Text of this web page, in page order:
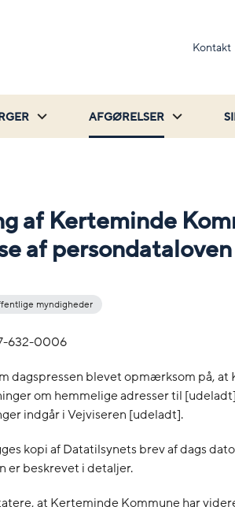
Kontakt
AFGØRELSER
af Kerteminde
af persondataloven
myndigheder
632-0006
dagspressen blevet opmærksom på,
om hemmelige adresser til
indgår i Vejviseren [udeladt].
kopi af Datatilsynets brev af dags
er beskrevet i detaljer.
at Kerteminde Kommune har